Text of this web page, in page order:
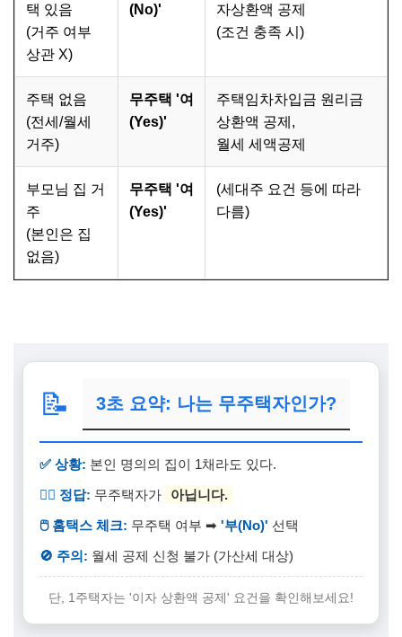
택 있음
(거주 여부
상관 X)
(No)'
자상환액 공제
(조건 충족 시)
주택 없음
(전세/월세
거주)
무주택 '여
(Yes)'
주택임차차입금 원리금
상환액 공제,
월세 세액공제
부모님 집 거
주
(본인은 집
없음)
무주택 '여
(Yes)'
(세대주 요건 등에 따라
다름)
📝 3초 요약: 나는 무주택자인가?
✅ 상황: 본인 명의의 집이 1채라도 있다.
🙅‍♂️ 정답: 무주택자가
아닙니다.
🖱️ 홈택스 체크: 무주택 여부 ➡ '부(No)' 선택
🚫 주의: 월세 공제 신청 불가 (가산세 대상)
단, 1주택자는 '이자 상환액 공제' 요건을 확인해보세요!